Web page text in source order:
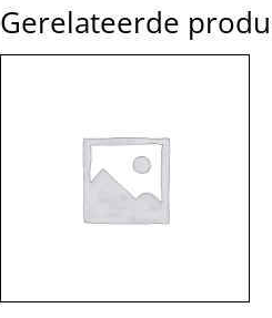
Gerelateerde